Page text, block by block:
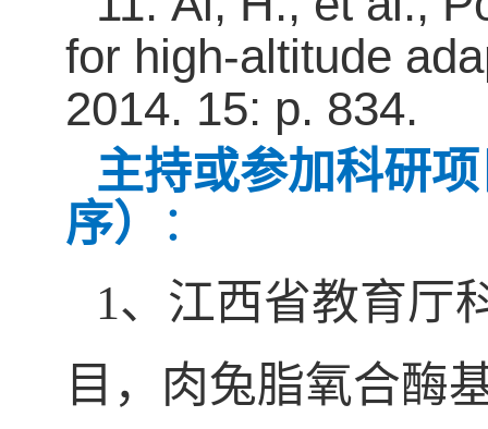
for high-altitude
2014. 15: p. 834.
主持或参加科研
序）
：
1、 江西省教育厅
目，肉兔脂氧合酶